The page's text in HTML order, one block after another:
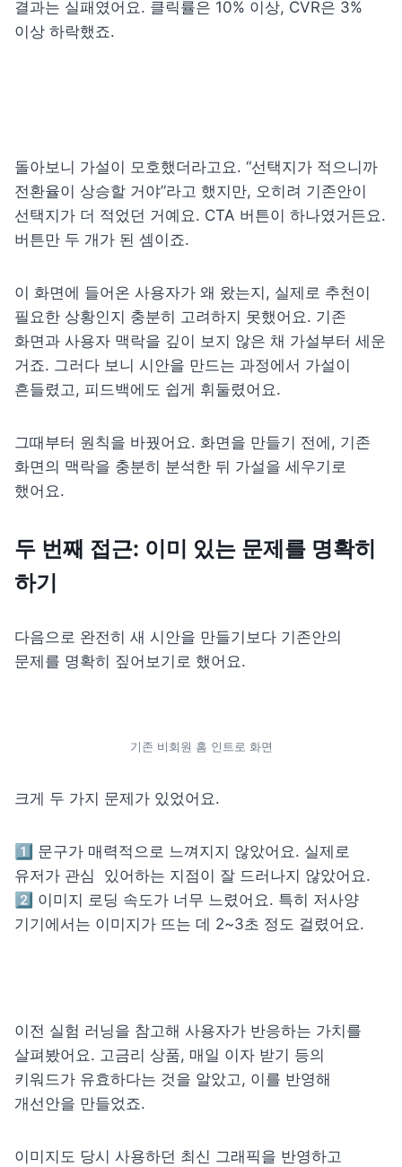
결과는 실패였어요. 클릭률은 10% 이상, CVR은 3%
이상 하락했죠.
돌아보니 가설이 모호했더라고요. “선택지가 적으니까
전환율이 상승할 거야”라고 했지만, 오히려 기존안이
선택지가 더 적었던 거예요. CTA 버튼이 하나였거든요.
버튼만 두 개가 된 셈이죠.
이 화면에 들어온 사용자가 왜 왔는지, 실제로 추천이
필요한 상황인지 충분히 고려하지 못했어요. 기존
화면과 사용자 맥락을 깊이 보지 않은 채 가설부터 세운
거죠. 그러다 보니 시안을 만드는 과정에서 가설이
흔들렸고, 피드백에도 쉽게 휘둘렸어요.
그때부터 원칙을 바꿨어요. 화면을 만들기 전에, 기존
화면의 맥락을 충분히 분석한 뒤 가설을 세우기로
했어요.
두 번째 접근: 이미 있는 문제를 명확히
하기
다음으로 완전히 새 시안을 만들기보다 기존안의
문제를 명확히 짚어보기로 했어요.
기존 비회원 홈 인트로 화면
크게 두 가지 문제가 있었어요.
1️⃣ 문구가 매력적으로 느껴지지 않았어요. 실제로
유저가 관심  있어하는 지점이 잘 드러나지 않았어요.
2️⃣ 이미지 로딩 속도가 너무 느렸어요. 특히 저사양
기기에서는 이미지가 뜨는 데 2~3초 정도 걸렸어요.
이전 실험 러닝을 참고해 사용자가 반응하는 가치를
살펴봤어요. 고금리 상품, 매일 이자 받기 등의
키워드가 유효하다는 것을 알았고, 이를 반영해
개선안을 만들었죠.
이미지도 당시 사용하던 최신 그래픽을 반영하고